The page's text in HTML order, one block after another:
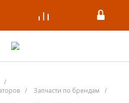
/
/ Запчасти по брендам
/